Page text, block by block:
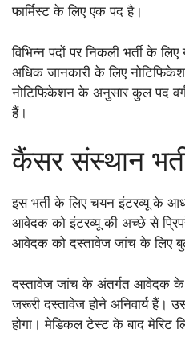
फार्मिस्ट के लिए एक पद है।
विभिन्न पदों पर निकली भर्ती के
अधिक जानकारी के लिए
नोटिफिकेशन के अनुसार कुल पद वर्ग
हैं।
कैंसर संस्थान
इस भर्ती के लिए चयन इंटरव्यू के
आवेदक को इंटरव्यू की अच्छे से
आवेदक को दस्तावेज जांच के लिए
दस्तावेज जांच के अंतर्गत आवेदक के
जरूरी दस्तावेज होने अनिवार्य
होगा। मेडिकल टेस्ट के बाद मेरिट